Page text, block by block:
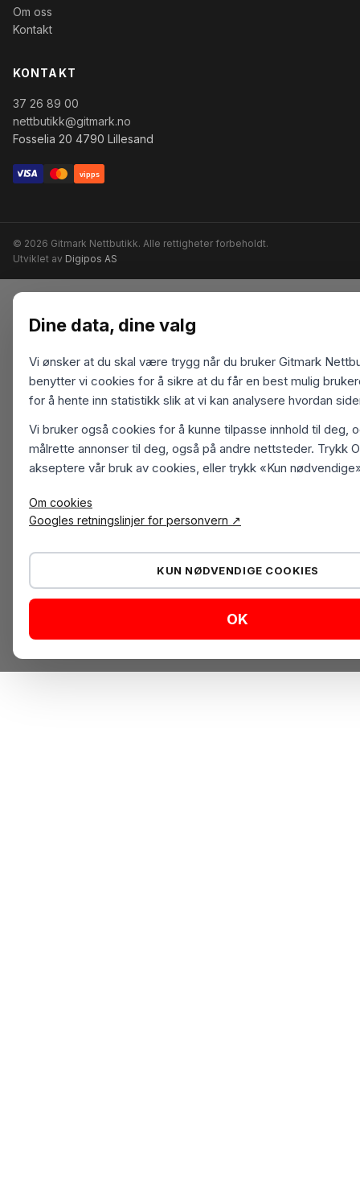
Om oss
Kontakt
KONTAKT
37 26 89 00
nettbutikk@gitmark.no
Fosselia 20 4790 Lillesand
vipps
© 2026 Gitmark Nettbutikk. Alle rettigheter forbeholdt.
Utviklet av Digipos AS
Dine data, dine valg
Vi ønsker at du skal være trygg når du bruker Gitmark
benytter vi cookies for å sikre at du får en best mulig
for å hente inn statistikk slik at vi kan analysere hvordan
Vi bruker også cookies for å kunne tilpasse innhold til deg,
målrette annonser til deg, også på andre nettsteder. Trykk
akseptere vår bruk av cookies, eller trykk «Kun
Om cookies
Googles retningslinjer for personvern ↗
KUN NØDVENDIGE COOKIES
OK